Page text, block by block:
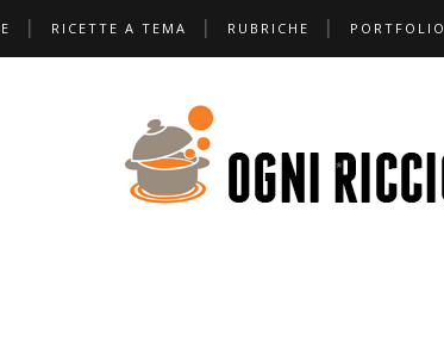
RICETTE A TEMA RUBRICHE PORTFOLIO
❅